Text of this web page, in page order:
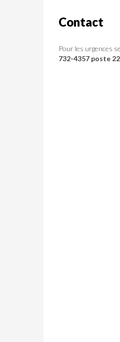
Contact
Pour les urgences
732-4357 poste